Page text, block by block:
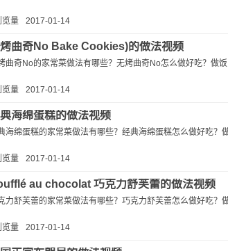
览量 2017-01-14
曲奇No Bake Cookies)的做法视频
曲奇No的家常菜做法有哪些？无烤曲奇No怎么做好吃？做
览量 2017-01-14
海绵蛋糕的做法视频
海绵蛋糕的家常菜做法有哪些？经典海绵蛋糕怎么做好吃
览量 2017-01-14
au chocolat 巧克力舒芙蕾的做法视频
力舒芙蕾的家常菜做法有哪些？巧克力舒芙蕾怎么做好吃
览量 2017-01-14